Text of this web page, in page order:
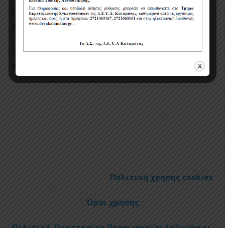
ΠΌΣΙΜΑ ΓΥΜΝΆΣΙΟ ΠΑΡΑΛΊΑΣ 6 έτη πριν
Δείτε την μέτρηση στις : 1/2017 Δείτε την μέτρηση
στις : 2/2017 Δείτε την μέτρηση στις : 3/2017 Δείτε
την μέτρηση στις : 7/2017 Δείτε την μέτρηση στις :
Πολιτική χρήσης cookies
Όροι χρήσης